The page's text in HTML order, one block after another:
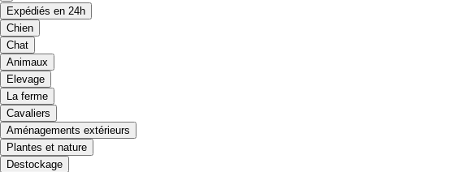
Expédiés en 24h
Chien
Chat
Animaux
Elevage
La ferme
Cavaliers
Aménagements extérieurs
Plantes et nature
Destockage